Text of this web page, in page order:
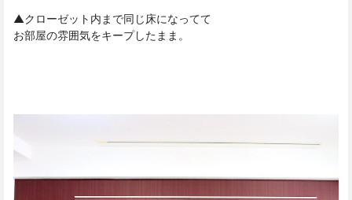
▲クローゼット内まで同じ床になってて
お部屋の雰囲気をキープしたまま。